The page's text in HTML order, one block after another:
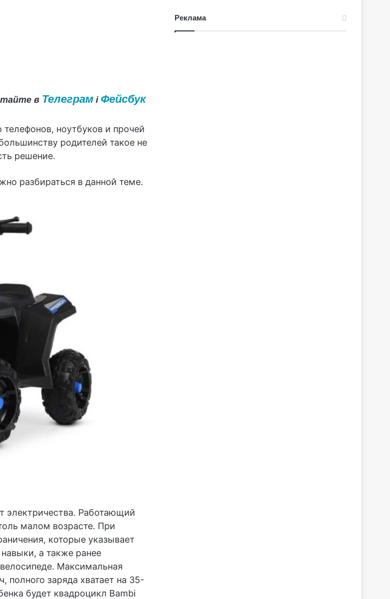
в Телеграмі Фейсбук
ноутбуков и прочей
родителей такое не
решение.
разбираться в данной теме.
электричества. Работающий
малом возрасте. При
которые указывает
а также ранее
Максимальная
полного заряда хватает на 35-
будет квадроцикл Bambi
Реклама